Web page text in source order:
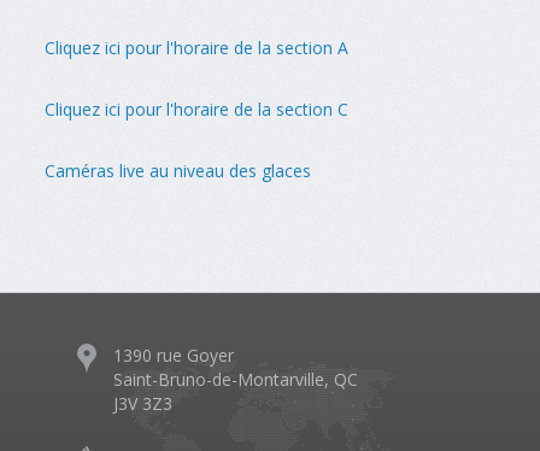
Cliquez ici pour l'horaire de la section A
Cliquez ici pour l'horaire de la section C
Caméras live au niveau des glaces
1390 rue Goyer
Saint-Bruno-de-Montarville, QC
J3V 3Z3